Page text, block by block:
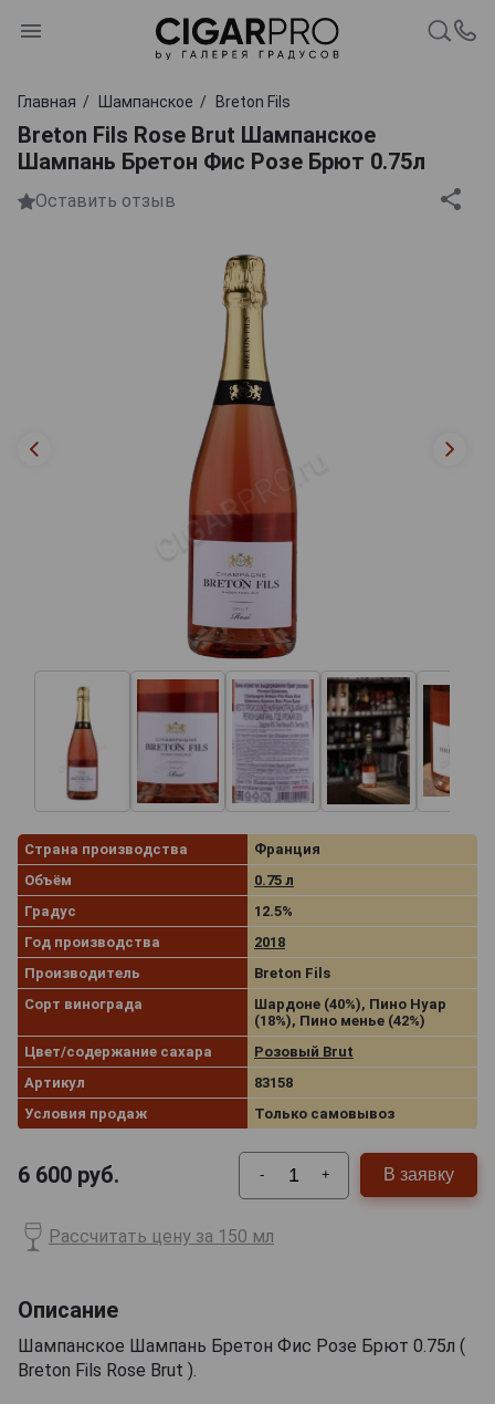
Главная Шампанское Breton Fils
Breton Fils Rose Brut Шампанское
Шампань Бретон Фис Розе Брют 0.75л
Оставить отзыв
Страна производства
Франция
Объём
0.75 л
Градус
12.5%
Год производства
2018
Производитель
Breton Fils
Сорт винограда
Шардоне (40%), Пино Нуар
(18%), Пино менье (42%)
Цвет/содержание сахара
Розовый Brut
Артикул
83158
Условия продаж
Только самовывоз
6 600 руб. - + В заявку
Рассчитать цену за 150 мл
Описание
Шампанское Шампань Бретон Фис Розе Брют 0.75л (
Breton Fils Rose Brut ).